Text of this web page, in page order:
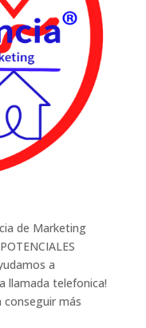
de Marketing
a
llamada telefonica!
conseguir más